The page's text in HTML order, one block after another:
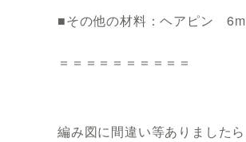
■その他の材料：ヘアピン
＝＝＝＝＝＝＝＝＝＝
編み図に間違い等ありました